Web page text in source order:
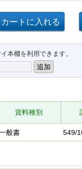
本棚を利用できます。
資料種別
般書 549/